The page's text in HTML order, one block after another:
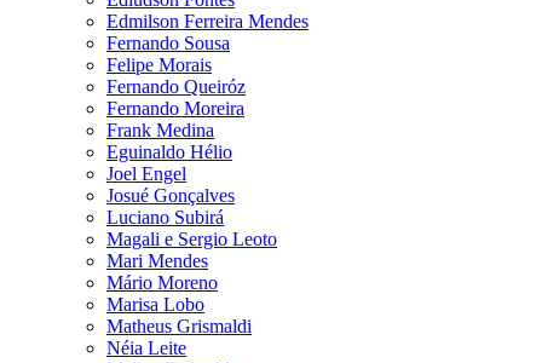
Edmilson Ferreira Mendes
Fernando Sousa
Felipe Morais
Fernando Queiróz
Fernando Moreira
Frank Medina
Eguinaldo Hélio
Joel Engel
Josué Gonçalves
Luciano Subirá
Magali e Sergio Leoto
Mari Mendes
Mário Moreno
Marisa Lobo
Matheus Grismaldi
Néia Leite